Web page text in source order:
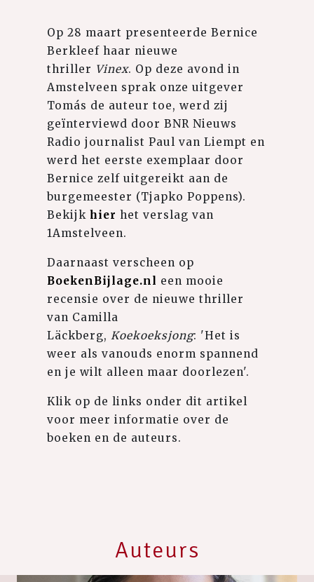
Op 28 maart presenteerde Bernice
Berkleef haar nieuwe
thriller Vinex. Op deze avond in
Amstelveen sprak onze uitgever
Tomás de auteur toe, werd zij
geïnterviewd door BNR Nieuws
Radio journalist Paul van Liempt en
werd het eerste exemplaar door
Bernice zelf uitgereikt aan de
burgemeester (Tjapko Poppens).
Bekijkhierhet verslag van
1Amstelveen.
Daarnaast verscheen op
BoekenBijlage.nl een mooie
recensie over de nieuwe thriller
van Camilla
Läckberg, Koekoeksjong: 'Het is
weer als vanouds enorm spannend
en je wilt alleen maar doorlezen'.
Klik op de links onder dit artikel
voor meer informatie over de
boeken en de auteurs.
Auteurs